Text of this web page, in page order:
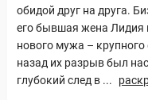
обидой друг на друга.
его бывшая жена Лидия
нового мужа –
назад их разрыв был
глубокий след в ...